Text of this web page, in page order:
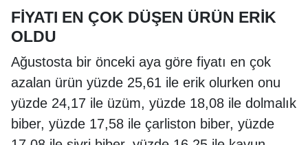
FİYATI EN ÇOK DÜŞEN ÜRÜN ERİK
OLDU
Ağustosta bir önceki aya göre fiyatı en çok
azalan ürün yüzde 25,61 ile erik olurken onu
yüzde 24,17 ile üzüm, ​​yüzde 18,08 ile ​dolmalık
biber, ​​​yüzde 17,58 ile çarliston biber, yüzde